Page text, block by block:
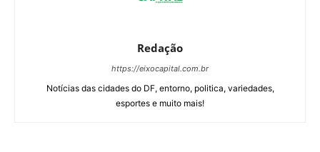
Redação
https://eixocapital.com.br
Notícias das cidades do DF, entorno, politica, variedades,
esportes e muito mais!